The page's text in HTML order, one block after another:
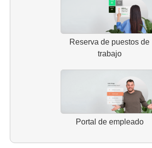
Reserva de puestos de
trabajo
Portal de empleado